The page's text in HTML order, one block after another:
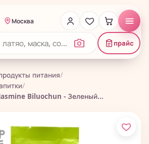
Москва
прайс
питания/
/
Biluochun - Зеленый...